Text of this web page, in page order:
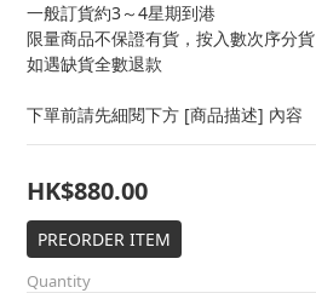
一般訂貨約3～4星期到港
限量商品不保證有貨，按入數次序分貨
如遇缺貨全數退款
下單前請先細閱下方 [商品描述] 內容
HK$880.00
PREORDER ITEM
Quantity